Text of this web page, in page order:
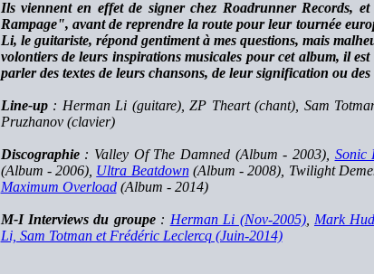
Ils viennent en effet de signer chez Roadrunner Records,
Rampage", avant de reprendre la route pour leur tournée
Li, le guitariste, répond gentiment à mes questions, mais
volontiers de leurs inspirations musicales pour cet album, il
parler des textes de leurs chansons, de leur signification ou des
Line-up: Herman Li (guitare), ZP Theart (chant), Sam
Pruzhanov (clavier)
Discographie: Valley Of The Damned (Album - 2003), Sonic
(Album - 2006), Ultra Beatdown(Album - 2008), Twilight
Maximum Overload(Album - 2014)
M-I Interviews du groupe: Herman Li (Nov-2005), Mark
Li, Sam Totman et Frédéric Leclercq (Juin-2014)